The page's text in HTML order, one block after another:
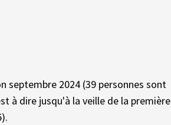
septembre 2024 (39 personnes sont
à dire jusqu'à la veille de la première